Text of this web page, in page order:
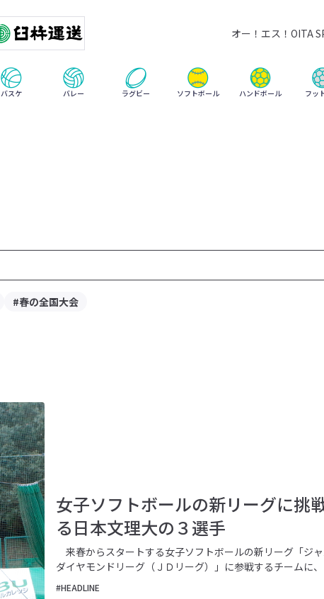
オー！エス！OITA
バスケ バレー ラグビー ソフトボール ハンドボール フッ
#春の全国大会
女子ソフトボールの新リーグに挑
る日本文理大の３選手
来春からスタートする女子ソフトボールの新リーグ「ジ
ダイヤモンドリーグ（ＪＤリーグ）」に参戦するチームに
文理大学から３選手の入団が決まった。１１月の…
#HEADLINE